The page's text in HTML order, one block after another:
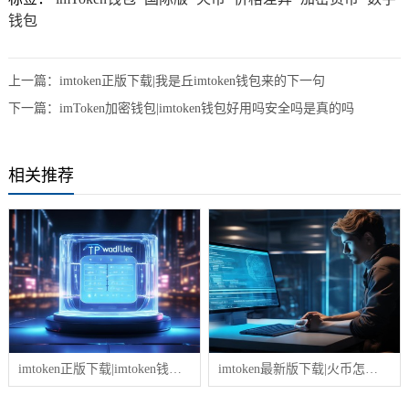
钱包
上一篇： imtoken正版下载|我是丘imtoken钱包来的下一句
下一篇： imToken加密钱包|imtoken钱包好用吗安全吗是真的吗
相关推荐